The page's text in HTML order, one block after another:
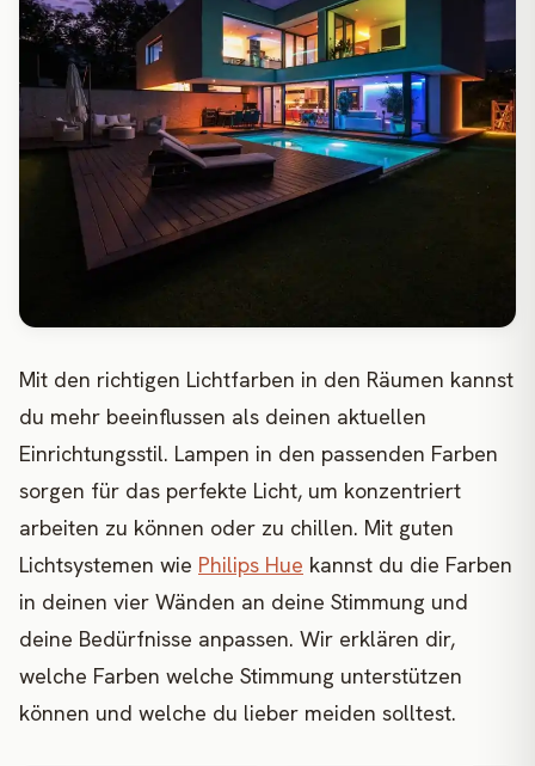
Mit den richtigen Lichtfarben in den Räumen kannst
du mehr beeinflussen als deinen aktuellen
Einrichtungsstil. Lampen in den passenden Farben
sorgen für das perfekte Licht, um konzentriert
arbeiten zu können oder zu chillen. Mit guten
Lichtsystemen wie Philips Hue kannst du die Farben
in deinen vier Wänden an deine Stimmung und
deine Bedürfnisse anpassen. Wir erklären dir,
welche Farben welche Stimmung unterstützen
können und welche du lieber meiden solltest.